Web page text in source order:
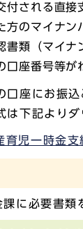
付される直
方のマイナン
書類（マイナ
口座番号等が
口座にお振
記よりダウ
育児一時金
に必要書類